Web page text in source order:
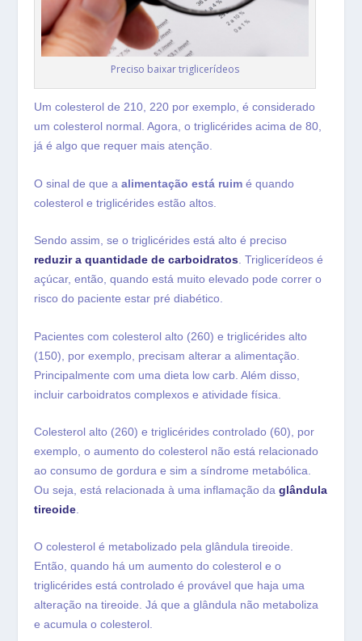
Preciso baixar triglicerídeos
Um colesterol de 210, 220 por exemplo, é considerado
um colesterol normal. Agora, o triglicérides acima de 80,
já é algo que requer mais atenção.
O sinal de que aalimentação está ruim é quando
colesterol e triglicérides estão altos.
Sendo assim, se o triglicérides está alto é preciso
reduzir a quantidade de carboidratos . Triglicerídeos é
açúcar, então, quando está muito elevado pode correr o
risco do paciente estar pré diabético.
Pacientes com colesterol alto (260) e triglicérides alto
(150), por exemplo, precisam alterar a alimentação.
Principalmente com uma dieta low carb. Além disso,
incluir carboidratos complexos e atividade física.
Colesterol alto (260) e triglicérides controlado (60), por
exemplo, o aumento do colesterol não está relacionado
ao consumo de gordura e sim a síndrome metabólica.
Ou seja, está relacionada à uma inflamação daglândula
tireoide
O colesterol é metabolizado pela glândula tireoide.
Então, quando há um aumento do colesterol e o
triglicérides está controlado é provável que haja uma
alteração na tireoide. Já que a glândula não metaboliza
e acumula o colesterol.